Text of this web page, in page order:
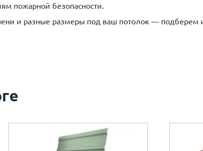
пожарной безопасности.
и разные размеры под ваш потолок — подберем